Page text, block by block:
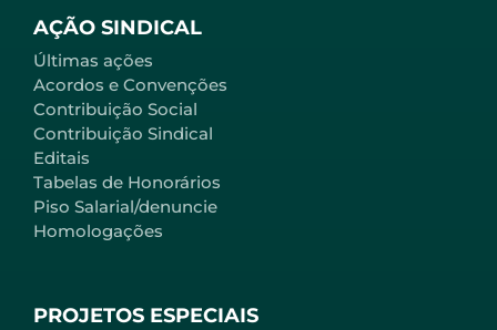
AÇÃO SINDICAL
Últimas ações
Acordos e Convenções
Contribuição Social
Contribuição Sindical
Editais
Tabelas de Honorários
Piso Salarial/denuncie
Homologações
PROJETOS ESPECIAIS